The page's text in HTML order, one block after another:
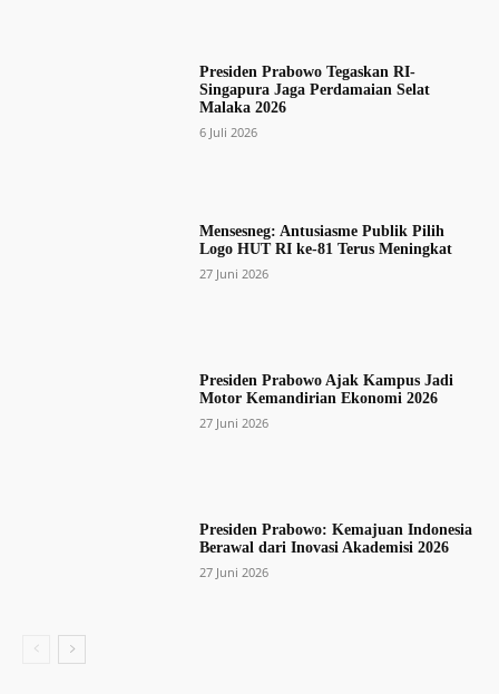
Presiden Prabowo Tegaskan RI-
Singapura Jaga Perdamaian Selat
Malaka 2026
6 Juli 2026
Mensesneg: Antusiasme Publik Pilih
Logo HUT RI ke-81 Terus Meningkat
27 Juni 2026
Presiden Prabowo Ajak Kampus Jadi
Motor Kemandirian Ekonomi 2026
27 Juni 2026
Presiden Prabowo: Kemajuan Indonesia
Berawal dari Inovasi Akademisi 2026
27 Juni 2026